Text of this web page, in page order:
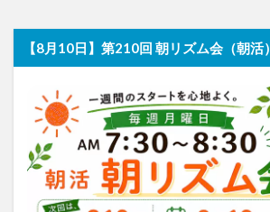
【8月10日】第210回 朝リズム会（朝活）